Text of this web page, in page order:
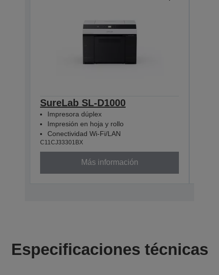
SureLab SL-D1000
Impresora dúplex
Impresión en hoja y rollo
Conectividad Wi-Fi/LAN
C11CJ33301BX
Más información
Especificaciones técnicas